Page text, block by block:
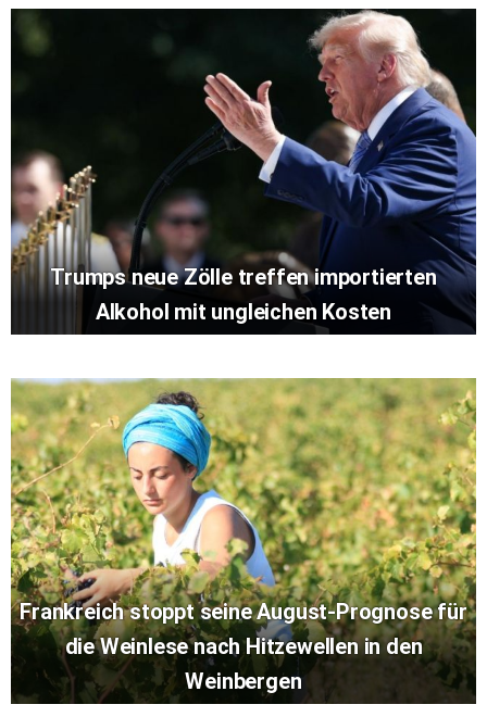
Trumps neue Zölle treffen importierten
Alkohol mit ungleichen Kosten
Frankreich stoppt seine August-Prognose für
die Weinlese nach Hitzewellen in den
Weinbergen